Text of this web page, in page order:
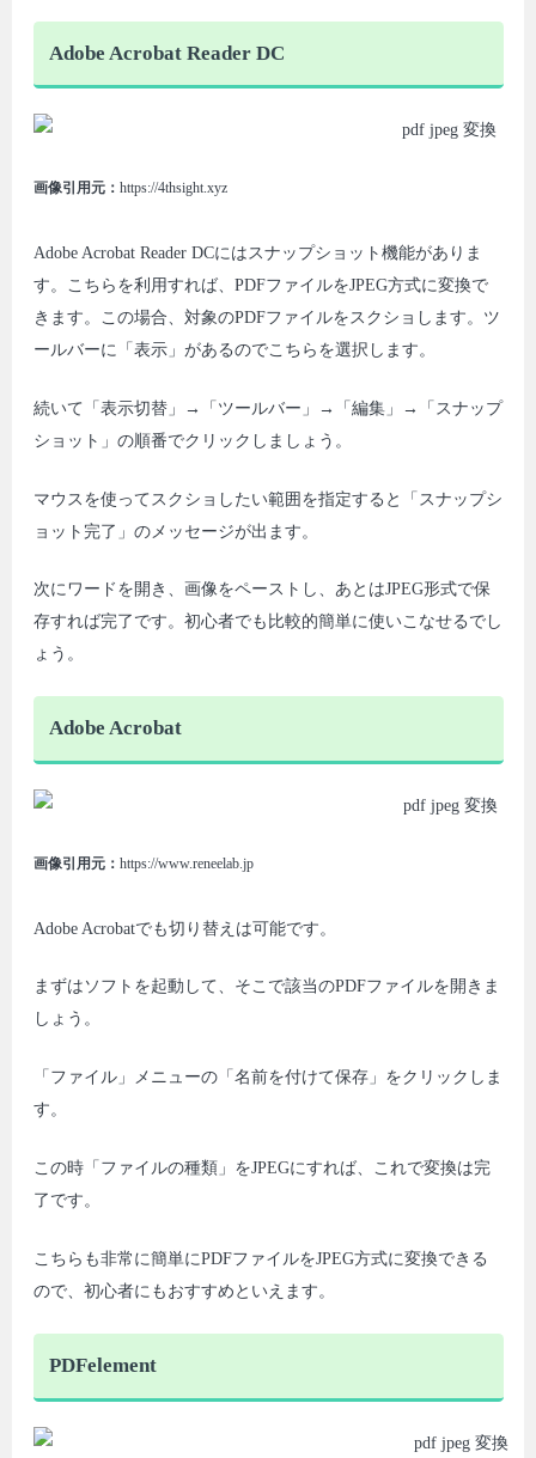
Adobe Acrobat Reader DC
画像引用元： https://4thsight.xyz
Adobe Acrobat Reader DCにはスナップショット機能がありま
す。こちらを利用すれば、PDFファイルをJPEG方式に変換で
きます。この場合、対象のPDFファイルをスクショします。ツ
ールバーに「表示」があるのでこちらを選択します。
続いて「表示切替」→「ツールバー」→「編集」→「スナップ
ショット」の順番でクリックしましょう。
マウスを使ってスクショしたい範囲を指定すると「スナップシ
ョット完了」のメッセージが出ます。
次にワードを開き、画像をペーストし、あとはJPEG形式で保
存すれば完了です。初心者でも比較的簡単に使いこなせるでし
ょう。
Adobe Acrobat
画像引用元： https://www.reneelab.jp
Adobe Acrobatでも切り替えは可能です。
まずはソフトを起動して、そこで該当のPDFファイルを開きま
しょう。
「ファイル」メニューの「名前を付けて保存」をクリックしま
す。
この時「ファイルの種類」をJPEGにすれば、これで変換は完
了です。
こちらも非常に簡単にPDFファイルをJPEG方式に変換できる
ので、初心者にもおすすめといえます。
PDFelement